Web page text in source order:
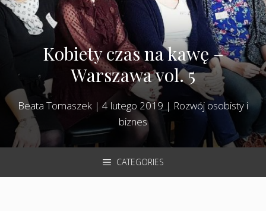
Kobiety czas na kawę –
Warszawa vol. 5
Beata Tomaszek | 4 lutego 2019 | Rozwój osobisty i
biznes
CATEGORIES